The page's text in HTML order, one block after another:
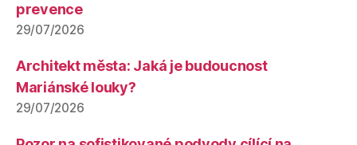
prevence
29/07/2026
Architekt města: Jaká je budoucnost
Mariánské louky?
29/07/2026